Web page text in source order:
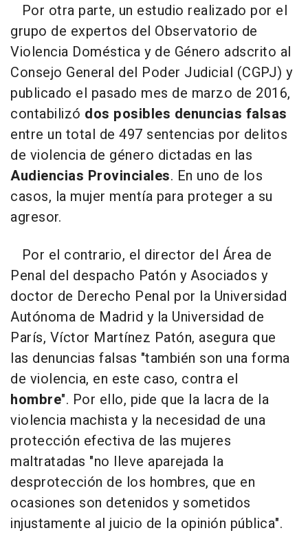
Por otra parte, un estudio realizado por el
grupo de expertos del Observatorio de
Violencia Doméstica y de Género adscrito al
Consejo General del Poder Judicial (CGPJ) y
publicado el pasado mes de marzo de 2016,
contabilizó dos posibles denuncias falsas
entre un total de 497 sentencias por delitos
de violencia de género dictadas en las
Audiencias Provinciales. En uno de los
casos, la mujer mentía para proteger a su
agresor.
Por el contrario, el director del Área de
Penal del despacho Patón y Asociados y
doctor de Derecho Penal por la Universidad
Autónoma de Madrid y la Universidad de
París, Víctor Martínez Patón, asegura que
las denuncias falsas "también son una forma
de violencia, en este caso, contra el
hombre". Por ello, pide que la lacra de la
violencia machista y la necesidad de una
protección efectiva de las mujeres
maltratadas "no lleve aparejada la
desprotección de los hombres, que en
ocasiones son detenidos y sometidos
injustamente al juicio de la opinión pública".